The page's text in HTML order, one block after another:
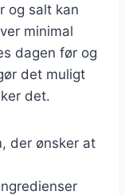
og salt kan
minimal
dagen før og
det muligt
det.
der ønsker at